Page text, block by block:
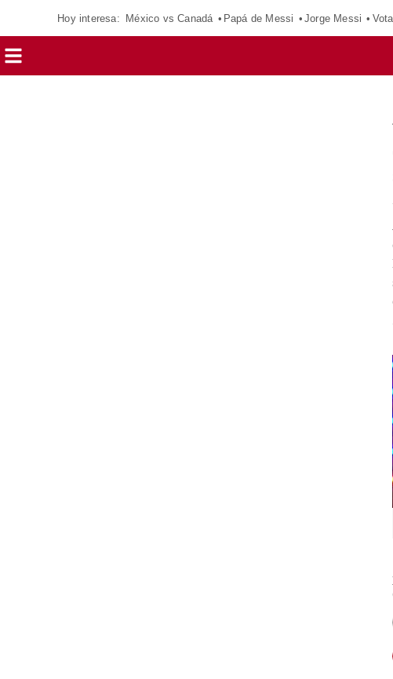
Hoy interesa: México vs Canadá Papá de Messi Jorge Messi